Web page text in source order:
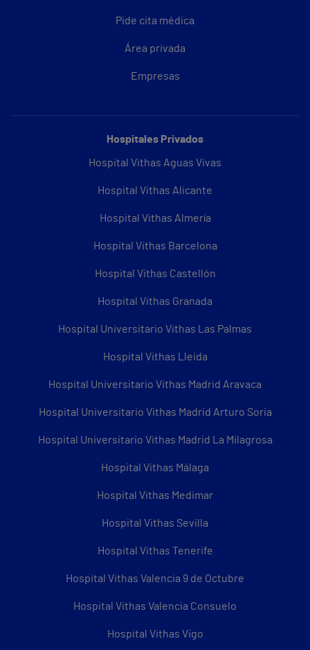
Pide cita médica
Área privada
Empresas
Hospitales Privados
Hospital Vithas Aguas Vivas
Hospital Vithas Alicante
Hospital Vithas Almería
Hospital Vithas Barcelona
Hospital Vithas Castellón
Hospital Vithas Granada
Hospital Universitario Vithas Las Palmas
Hospital Vithas Lleida
Hospital Universitario Vithas Madrid Aravaca
Hospital Universitario Vithas Madrid Arturo Soria
Hospital Universitario Vithas Madrid La Milagrosa
Hospital Vithas Málaga
Hospital Vithas Medimar
Hospital Vithas Sevilla
Hospital Vithas Tenerife
Hospital Vithas Valencia 9 de Octubre
Hospital Vithas Valencia Consuelo
Hospital Vithas Vigo